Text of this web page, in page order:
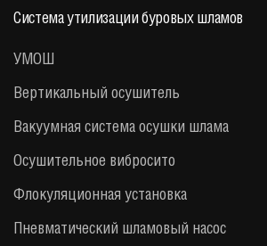
Система утилизации буровых шламов
УМОШ
Вертикальный осушитель
Вакуумная система осушки шлама
Осушительное вибросито
Флокуляционная установка
Пневматический шламовый насос